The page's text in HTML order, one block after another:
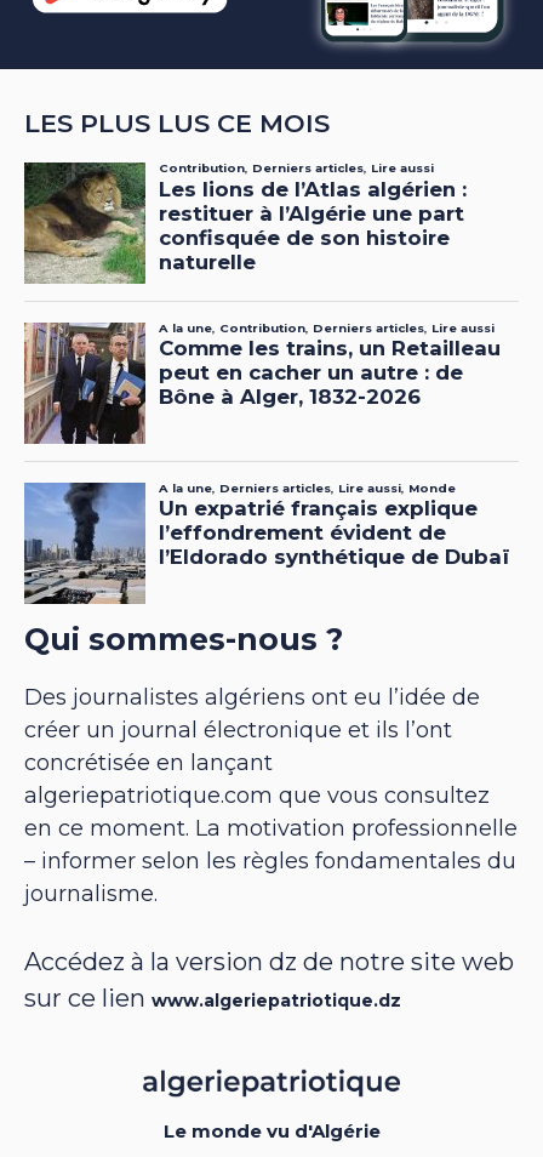
LES PLUS LUS CE MOIS
Qui sommes-nous ?
Des journalistes algériens ont eu l’idée de
créer un journal électronique et ils l’ont
concrétisée en lançant
algeriepatriotique.com que vous consultez
en ce moment. La motivation professionnelle
– informer selon les règles fondamentales du
journalisme.
Accédez à la version dz de notre site web
sur ce lien www.algeriepatriotique.dz
Le monde vu d'Algérie